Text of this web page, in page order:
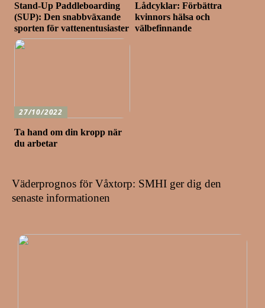
Stand-Up Paddleboarding
(SUP): Den snabbväxande
sporten för vattenentusiaster
Lådcyklar: Förbättra
kvinnors hälsa och
välbefinnande
27/10/2022
Ta hand om din kropp när
du arbetar
Väderprognos för Våxtorp: SMHI ger dig den
senaste informationen